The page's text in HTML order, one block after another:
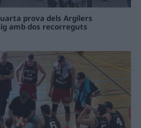
prova dels Argilers
amb dos recorreguts